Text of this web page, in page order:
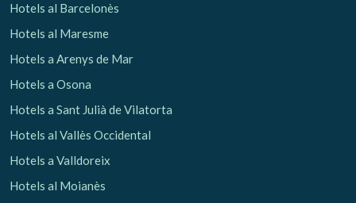
Gestionar la meva reserva
Verificar localitzador
Hotels al Barcelonès
Hotels al Maresme
Hotels a Arenys de Mar
Hotels a Osona
Hotels a Sant Julià de Vilatorta
Hotels al Vallès Occidental
Hotels a Valldoreix
Hotels al Moianès